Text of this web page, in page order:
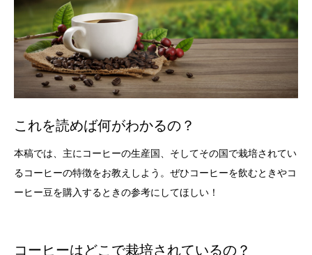
これを読めば何がわかるの？
本稿では、主にコーヒーの生産国、そしてその国で栽培されてい
るコーヒーの特徴をお教えしよう。ぜひコーヒーを飲むときやコ
ーヒー豆を購入するときの参考にしてほしい！
コーヒーはどこで栽培されているの？